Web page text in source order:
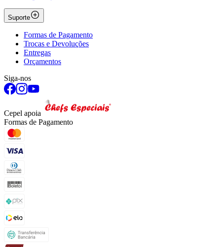
Suporte
Formas de Pagamento
Trocas e Devoluções
Entregas
Orçamentos
Siga-nos
Cepel apoia
Formas de Pagamento